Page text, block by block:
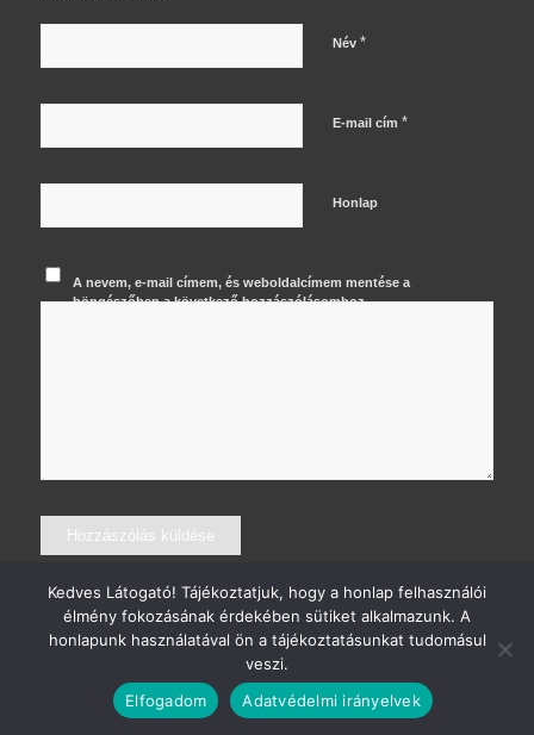
Név *
E-mail cím *
Honlap
A nevem, e-mail címem, és weboldalcímem mentése a
böngészőben a következő hozzászólásomhoz.
© 2026 Major Krisztián Fotográfus
Adatvédelem Általános szerződési feltételek
Kedves Látogató! Tájékoztatjuk, hogy a honlap felhasználói
élmény fokozásának érdekében sütiket alkalmazunk. A
honlapunk használatával ön a tájékoztatásunkat tudomásul
veszi.
Elfogadom
Adatvédelmi irányelvek